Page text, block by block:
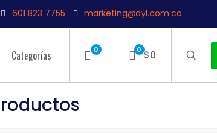
601 823 7755 marketing@dyl.com.co
Categorías 0 0 $0